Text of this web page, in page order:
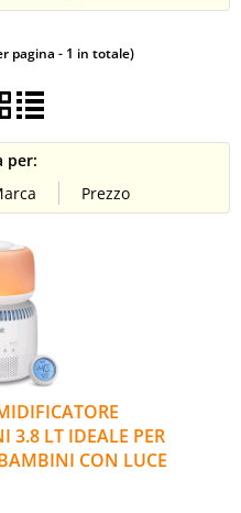
pagina - 1 in totale)
per:
3.8 LT IDEALE PER
CON LUCE